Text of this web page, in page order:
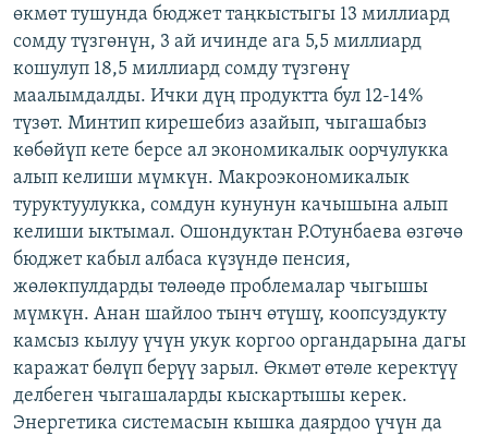
өкмөт тушунда бюджет таңкыстыгы 13 миллиард
сомду түзгөнүн, 3 ай ичинде ага 5,5 миллиард
кошулуп 18,5 миллиард сомду түзгөнү
маалымдалды. Ички дүң продуктта бул 12-14%
түзөт. Минтип кирешебиз азайып, чыгашабыз
көбөйүп кете берсе ал экономикалык оорчулукка
алып келиши мүмкүн. Макроэкономикалык
туруктуулукка, сомдун кунунун качышына алып
келиши ыктымал. Ошондуктан Р.Отунбаева өзгөчө
бюджет кабыл албаса күзүндө пенсия,
жөлөкпулдарды төлөөдө проблемалар чыгышы
мүмкүн. Анан шайлоо тынч өтүшү, коопсуздукту
камсыз кылуу үчүн укук коргоо органдарына дагы
каражат бөлүп берүү зарыл. Өкмөт өтөле керектүү
делбеген чыгашаларды кыскартышы керек.
Энергетика системасын кышка даярдоо үчүн да